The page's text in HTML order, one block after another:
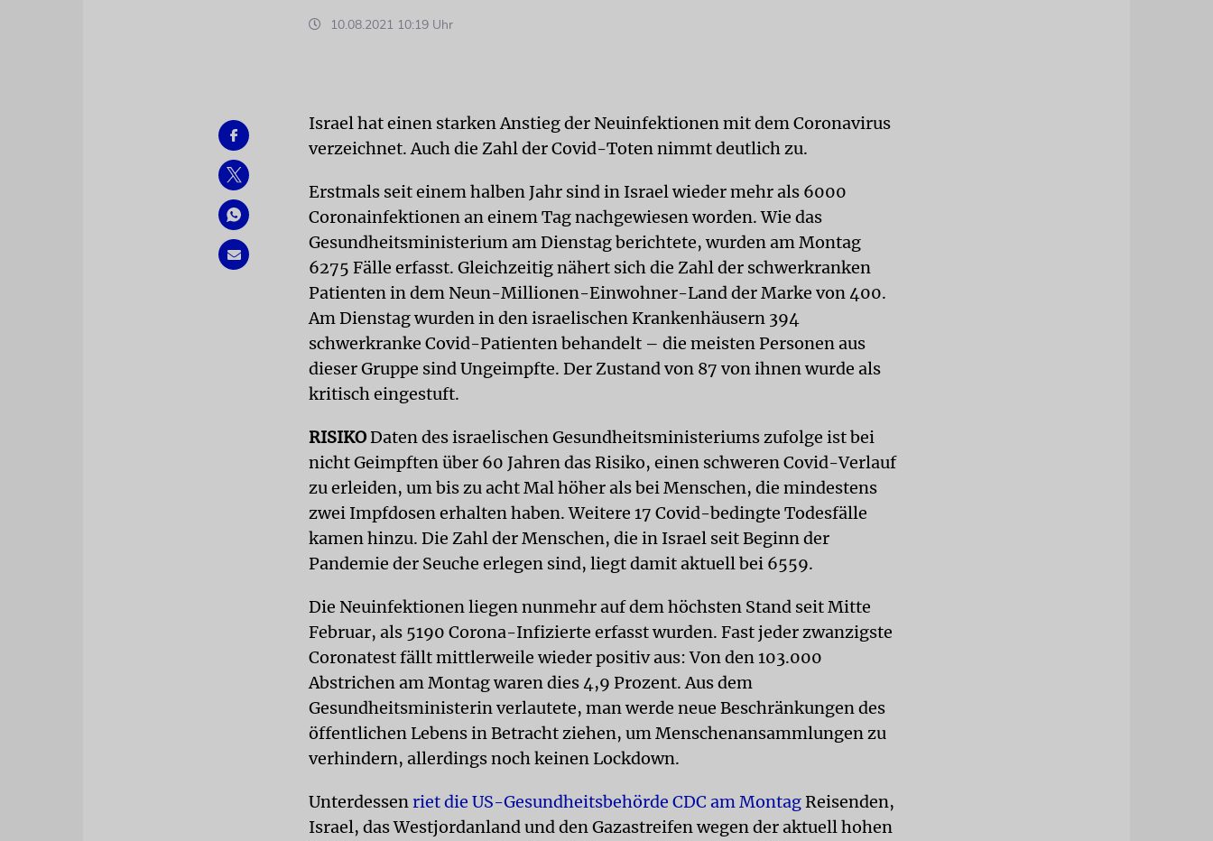
10.08.2021 10:19 Uhr
Israel hat einen starken Anstieg der Neuinfektionen mit dem Coronavirus
verzeichnet. Auch die Zahl der Covid-Toten nimmt deutlich zu.
Erstmals seit einem halben Jahr sind in Israel wieder mehr als 6000
Coronainfektionen an einem Tag nachgewiesen worden. Wie das
Gesundheitsministerium am Dienstag berichtete, wurden am Montag
6275 Fälle erfasst. Gleichzeitig nähert sich die Zahl der schwerkranken
Patienten in dem Neun-Millionen-Einwohner-Land der Marke von 400.
Am Dienstag wurden in den israelischen Krankenhäusern 394
schwerkranke Covid-Patienten behandelt – die meisten Personen aus
dieser Gruppe sind Ungeimpfte. Der Zustand von 87 von ihnen wurde als
kritisch eingestuft.
RISIKODaten des israelischen Gesundheitsministeriums zufolge ist bei
nicht Geimpften über 60 Jahren das Risiko, einen schweren Covid-Verlauf
zu erleiden, um bis zu acht Mal höher als bei Menschen, die mindestens
zwei Impfdosen erhalten haben. Weitere 17 Covid-bedingte Todesfälle
kamen hinzu. Die Zahl der Menschen, die in Israel seit Beginn der
Pandemie der Seuche erlegen sind, liegt damit aktuell bei 6559.
Die Neuinfektionen liegen nunmehr auf dem höchsten Stand seit Mitte
Februar, als 5190 Corona-Infizierte erfasst wurden. Fast jeder zwanzigste
Coronatest fällt mittlerweile wieder positiv aus: Von den 103.000
Abstrichen am Montag waren dies 4,9 Prozent. Aus dem
Gesundheitsministerin verlautete, man werde neue Beschränkungen des
öffentlichen Lebens in Betracht ziehen, um Menschenansammlungen zu
verhindern, allerdings noch keinen Lockdown.
Unterdessenriet die US-Gesundheitsbehörde CDC am MontagReisenden,
Israel, das Westjordanland und den Gazastreifen wegen der aktuell hohen